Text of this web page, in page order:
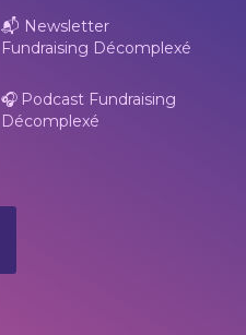
📬 Newsletter
Fundraising Décomplexé
🎧 Podcast Fundraising
Décomplexé